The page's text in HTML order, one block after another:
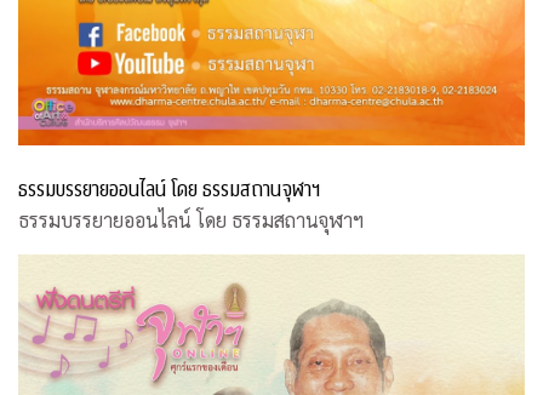
ธรรมบรรยายออนไลน์ โดย ธรรมสถานจุฬาฯ
ธรรมบรรยายออนไลน์ โดย ธรรมสถานจุฬาฯ